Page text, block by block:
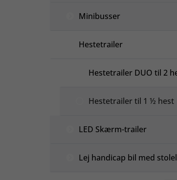
Minibusser
Hestetrailer
Hestetrailer DUO til 2
Hestetrailer til 1 ½ hest
LED Skærm-trailer
Lej handicap bil med